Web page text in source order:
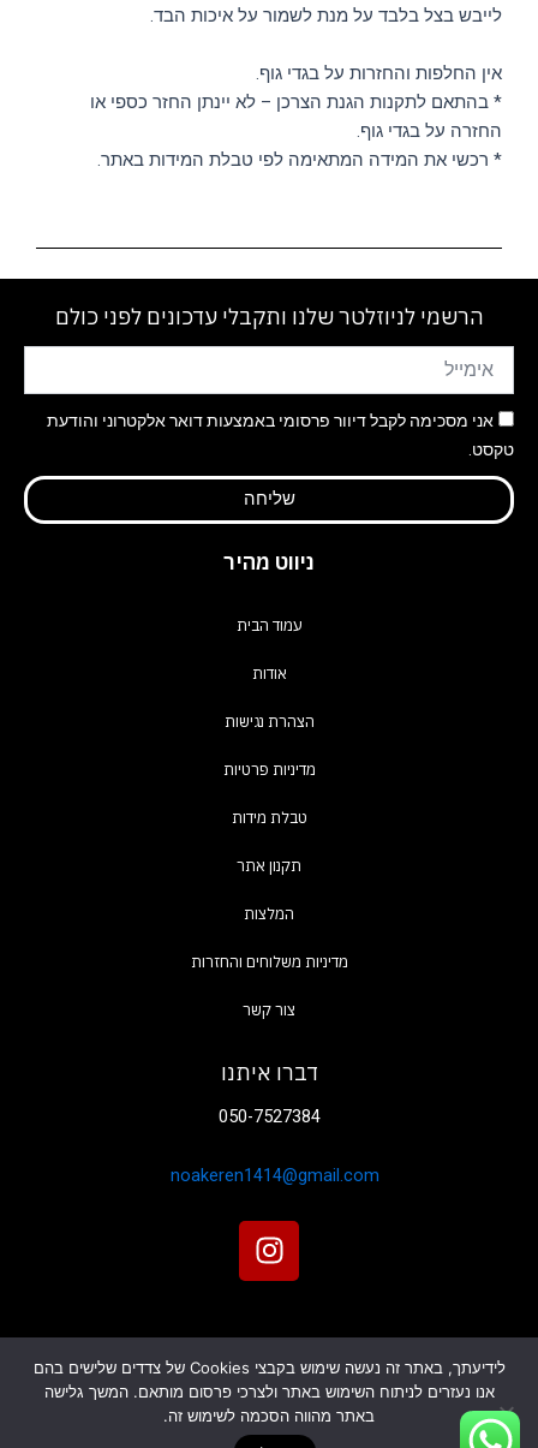
לייבש בצל בלבד על מנת לשמור על איכות הבד.
אין החלפות והחזרות על בגדי גוף.
* בהתאם לתקנות הגנת הצרכן – לא יינתן החזר כספי או
החזרה על בגדי גוף.
* רכשי את המידה המתאימה לפי טבלת המידות באתר.
הרשמי לניוזלטר שלנו ותקבלי עדכונים לפני כולם
אני מסכימה לקבל דיוור פרסומי באמצעות דואר אלקטרוני והודעת
טקסט.
שליחה
ניווט מהיר
עמוד הבית
אודות
הצהרת נגישות
מדיניות פרטיות
טבלת מידות
המלצות
צור קשר
דברו איתנו
050-7527384
noakeren1414@gmail.com
I
n
g
r
SBH media
לידיעתך, באתר זה נעשה שימוש בקבצי Cookies של צדדים שלישים בהם
אנו נעזרים לניתוח השימוש באתר ולצרכי פרסום מותאם. המשך גלישה
באתר מהווה הסכמה לשימוש זה.